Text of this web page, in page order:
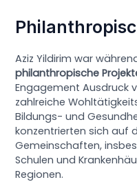
Aziz Yildirim war
philanthropische
Engagement Ausdruck
zahlreiche
Bildungs- und
konzentrierten sich auf
Gemeinschaften,
Schulen und
Regionen.